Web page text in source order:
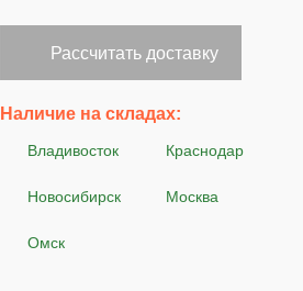
Рассчитать доставку
Наличие на складах:
Владивосток Краснодар
Новосибирск Москва
Омск